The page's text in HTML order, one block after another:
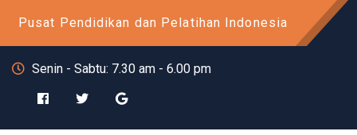
Pusat Pendidikan dan Pelatihan Indonesia
Senin - Sabtu: 7.30 am - 6.00 pm